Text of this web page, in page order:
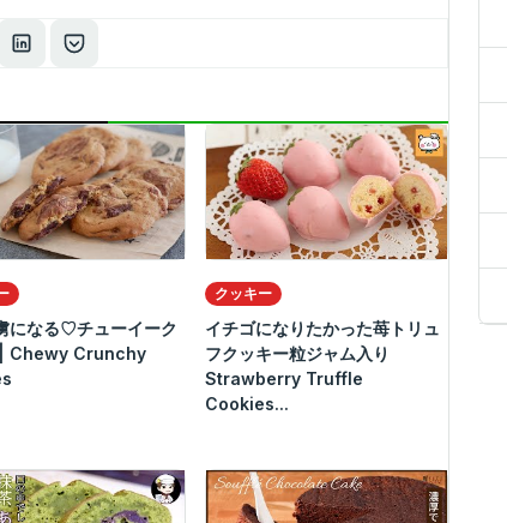
になる♡チューイーク
| Chewy Crunchy
クッキー
イチゴになりたかった苺トリュ
フクッキー粒ジャム入り
Strawberry Truffle
Cookies...